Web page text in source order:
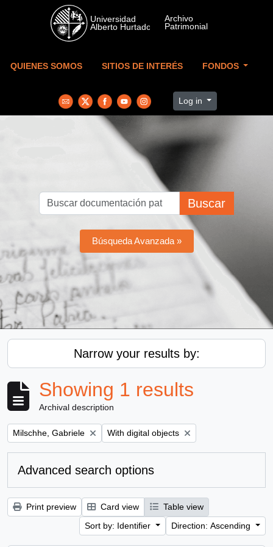
Skip to main content
QUIENES SOMOS SITIOS DE INTERÉS FONDOS
Log in
Buscar
Búsqueda Avanzada »
Narrow your results by:
Showing 1 results
Archival description
Remove filter:
Milschhe, Gabriele Remove filter:
With digital objects
Advanced search options
Print preview Card view
Table view
Sort by: Identifier
Direction: Ascending